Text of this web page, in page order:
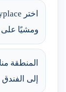
ومشيًا على
المنطقة
إلى